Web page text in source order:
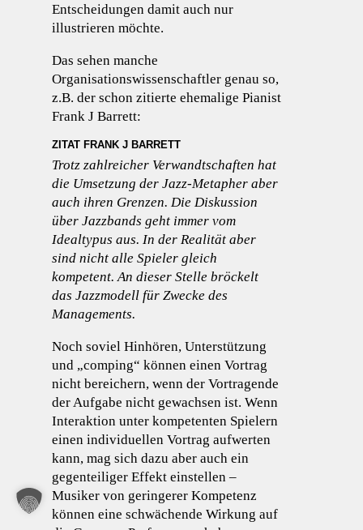
Entscheidungen damit auch nur
illustrieren möchte.
Das sehen manche
Organisationswissenschaftler genau so,
z.B. der schon zitierte ehemalige Pianist
Frank J Barrett:
ZITAT FRANK J BARRETT
Trotz zahlreicher Verwandtschaften hat
die Umsetzung der Jazz-Metapher aber
auch ihren Grenzen. Die Diskussion
über Jazzbands geht immer vom
Idealtypus aus. In der Realität aber
sind nicht alle Spieler gleich
kompetent. An dieser Stelle bröckelt
das Jazzmodell für Zwecke des
Managements.
Noch soviel Hinhören, Unterstützung
und „comping“ können einen Vortrag
nicht bereichern, wenn der Vortragende
der Aufgabe nicht gewachsen ist. Wenn
Interaktion unter kompetenten Spielern
einen individuellen Vortrag aufwerten
kann, mag sich dazu aber auch ein
gegenteiliger Effekt einstellen –
Musiker von geringerer Kompetenz
können eine schwächende Wirkung auf